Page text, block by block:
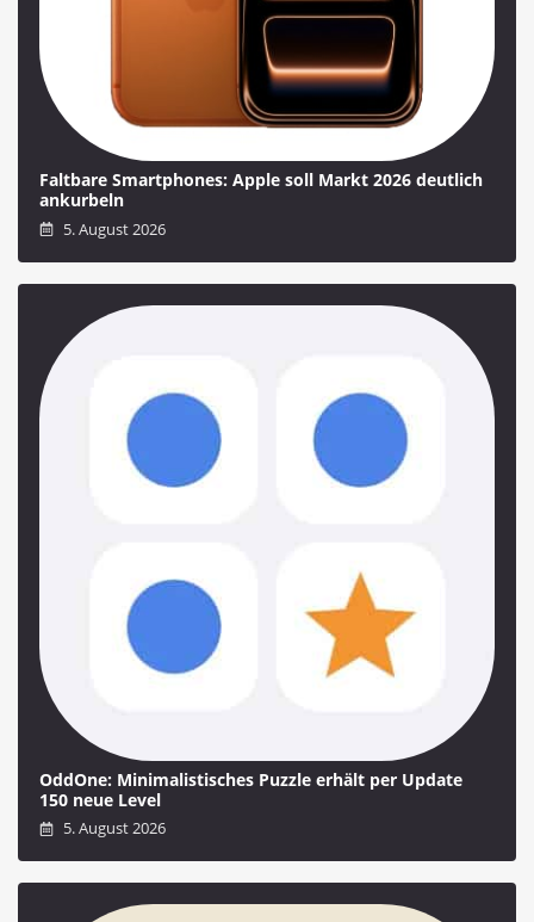
Faltbare Smartphones: Apple soll Markt 2026 deutlich
ankurbeln
5. August 2026
OddOne: Minimalistisches Puzzle erhält per Update
150 neue Level
5. August 2026